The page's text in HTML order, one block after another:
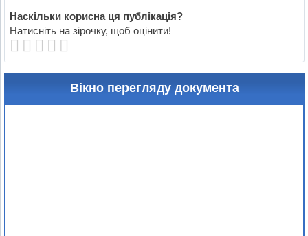
Наскільки корисна ця публікація?
Натисніть на зірочку, щоб оцінити!
Вікно перегляду документа